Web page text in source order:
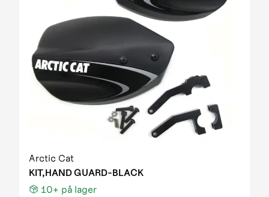
Arctic Cat
KIT,HAND GUARD-BLACK
10+ på lager